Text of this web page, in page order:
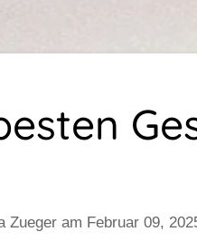
Zueger am Februar 09,